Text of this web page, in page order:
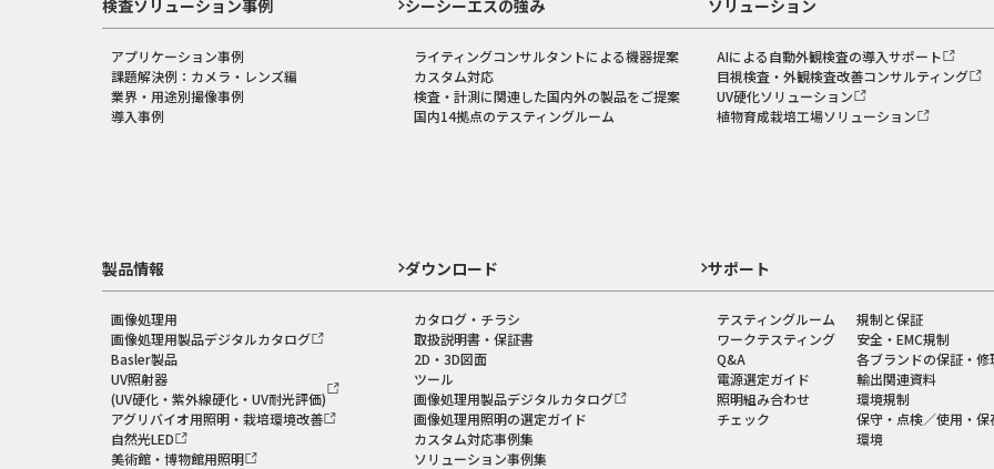
検査ソリューション事例
アプリケーション事例
課題解決例：カメラ・レンズ編
業界・用途別撮像事例
導入事例
シーシーエスの強み
ライティングコンサルタントによる機器提案
カスタム対応
検査・計測に関連した国内外の製品をご提案
国内14拠点のテスティングルーム
ソリューション
AIによる自動外観検査の導入サポート
目視検査・外観検査改善コンサルティング
UV硬化ソリューション
植物育成栽培工場ソリューション
製品情報
画像処理用
画像処理用製品デジタルカタログ
Basler製品
UV照射器
(UV硬化・紫外線硬化・UV耐光評価)
アグリバイオ用照明・栽培環境改善
自然光LED
美術館・博物館用照明
ダウンロード
カタログ・チラシ
取扱説明書・保証書
2D・3D図面
ツール
画像処理用製品デジタルカタログ
画像処理用照明の選定ガイド
カスタム対応事例集
ソリューション事例集
サポート
テスティングルーム
ワークテスティング
Q&A
電源選定ガイド
照明組み合わせ
チェック
規制と保証
安全・EMC規制
各ブランドの保証・修
輸出関連資料
環境規制
保守・点検／使用・保
環境